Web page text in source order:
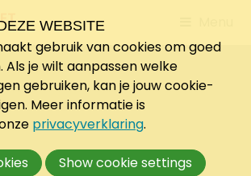
to
WEBSITE
gebruik van cookies om goed
je wilt aanpassen welke
gebruiken, kan je jouw cookie-
Meer informatie is
privacyverklaring.
Show cookie settings